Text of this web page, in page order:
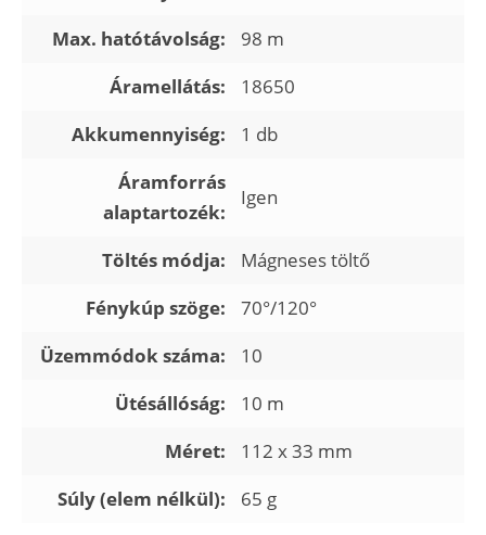
Max. hatótávolság:
98 m
Áramellátás:
18650
Akkumennyiség:
1 db
Áramforrás
alaptartozék:
Igen
Töltés módja:
Mágneses töltő
Fénykúp szöge:
70°/120°
Üzemmódok száma:
10
Ütésállóság:
10 m
Méret:
112 x 33 mm
Súly (elem nélkül):
65 g